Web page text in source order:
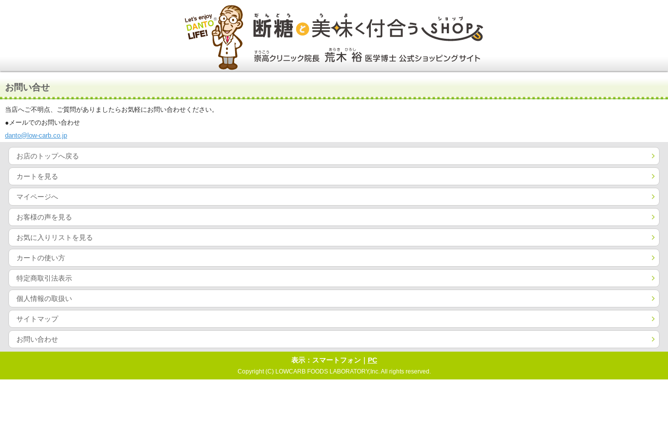
お問い合せ
当店へご不明点、ご質問がありましたらお気軽にお問い合わせください。
●メールでのお問い合わせ
danto@low-carb.co.jp
お店のトップへ戻る
カートを見る
マイページへ
お客様の声を見る
お気に入りリストを見る
カートの使い方
特定商取引法表示
個人情報の取扱い
サイトマップ
お問い合わせ
表示：スマートフォン｜ PC
Copyright (C) LOWCARB FOODS LABORATORY,Inc. All rights reserved.